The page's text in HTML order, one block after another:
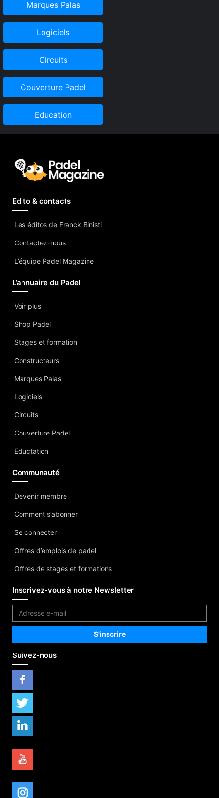
Marques Palas
Logiciels
Circuits
Couverture Padel
Education
Edito & contacts
Les éditos de Franck Binisti
Contactez-nous
L’équipe Padel Magazine
L’annuaire du Padel
Voir plus
Shop Padel
Stages et formation
Constructeurs
Marques Palas
Logiciels
Circuits
Couverture Padel
Eductation
Communauté
Devenir membre
Comment s’abonner
Se connecter
Offres d’emplois de padel
Offres de stages et formations
Inscrivez-vous à notre Newsletter
Suivez-nous